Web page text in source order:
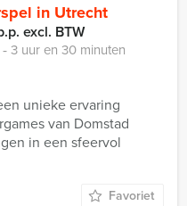
in Utrecht
excl. BTW
3 uur en 30 minuten
unieke ervaring
van Domstad
in een sfeervol
Favoriet